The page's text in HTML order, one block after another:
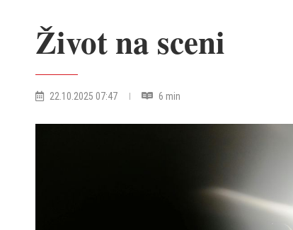
Život na sceni
22.10.2025 07:47 6 min